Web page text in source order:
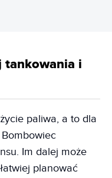
tankowania i
paliwa, a to dla
Im dalej może
planować